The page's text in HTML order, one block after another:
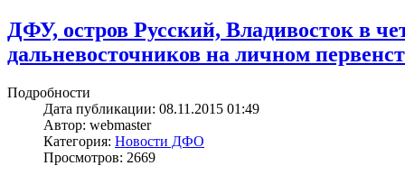
ДФУ, остров Русский, Владивосток в
дальневосточников на личном
Подробности
Дата публикации: 08.11.2015 01:49
Автор: webmaster
Категория: Новости ДФО
Просмотров: 2669